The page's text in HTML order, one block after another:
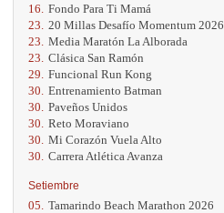
16. Fondo Para Ti Mamá
23. 20 Millas Desafío Momentum 2026
23. Media Maratón La Alborada
23. Clásica San Ramón
29. Funcional Run Kong
30. Entrenamiento Batman
30. Paveños Unidos
30. Reto Moraviano
30. Mi Corazón Vuela Alto
30. Carrera Atlética Avanza
Setiembre
05. Tamarindo Beach Marathon 2026